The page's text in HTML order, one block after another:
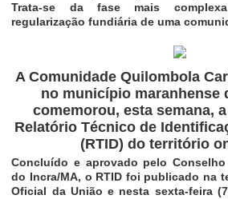
Trata-se da fase mais
regularização fundiária de uma
A Comunidade Quilombola
no município maranhense
comemorou, esta semana,
Relatório Técnico de
(RTID) do território
Concluído e aprovado pelo
do Incra/MA, o RTID foi publicado na
Oficial da União e nesta sexta-feira